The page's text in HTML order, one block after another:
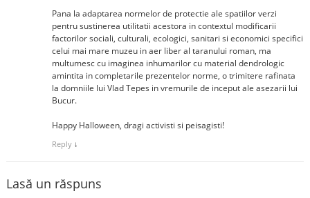
Pana la adaptarea normelor de protectie ale spatiilor verzi
pentru sustinerea utilitatii acestora in contextul modificarii
factorilor sociali, culturali, ecologici, sanitari si economici specifici
celui mai mare muzeu in aer liber al taranului roman, ma
multumesc cu imaginea inhumarilor cu material dendrologic
amintita in completarile prezentelor norme, o trimitere rafinata
la domniile lui Vlad Tepes in vremurile de inceput ale asezarii lui
Bucur.
Happy Halloween, dragi activisti si peisagisti!
Reply ↓
Lasă un răspuns